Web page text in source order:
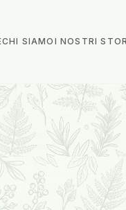
CHI SIAMO I NOSTRI